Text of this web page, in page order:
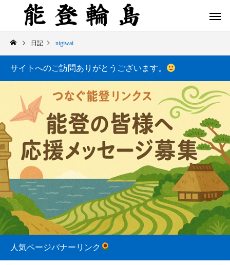
白米千枚田 あぜのきらめき（アルバム）
2023.08.31
今日の白米千枚田
日記 nigiwai
サイトへのご訪問ありがとうございます。
人気ページバナーリンク